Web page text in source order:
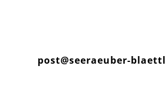
post@seeraeuber-